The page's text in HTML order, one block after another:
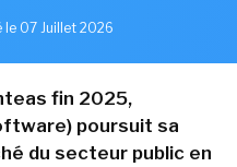
le 07 Juillet 2026
fin 2025,
poursuit sa
du secteur public en